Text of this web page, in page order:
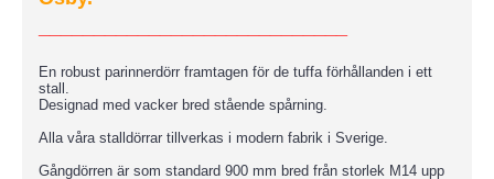
En robust parinnerdörr framtagen för de tuffa förhållanden i ett
stall.
Designad med vacker bred stående spårning.
Alla våra stalldörrar tillverkas i modern fabrik i Sverige.
Gångdörren är som standard 900 mm bred från storlek M14 upp